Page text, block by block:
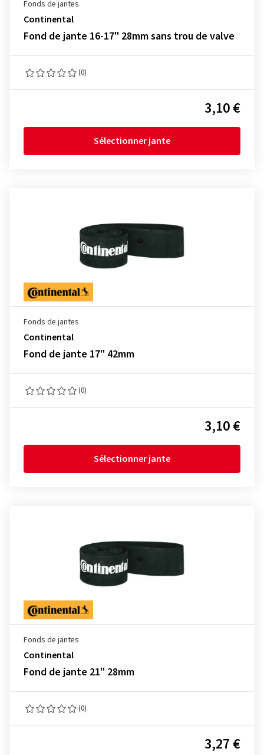
Fonds de jantes
Continental
Fond de jante 16-17" 28mm sans trou de valve
(0)
3,10 €
Sélectionner jante
Fonds de jantes
Continental
Fond de jante 17" 42mm
(0)
3,10 €
Sélectionner jante
Fonds de jantes
Continental
Fond de jante 21" 28mm
(0)
3,27 €